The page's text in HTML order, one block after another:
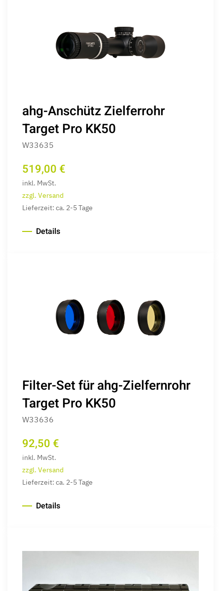
ahg-Anschütz Zielferrohr
Target Pro KK50
W33635
519,00 €
inkl. MwSt.
zzgl. Versand
Lieferzeit: ca. 2-5 Tage
Details
Filter-Set für ahg-Zielfernrohr
Target Pro KK50
W33636
92,50 €
inkl. MwSt.
zzgl. Versand
Lieferzeit: ca. 2-5 Tage
Details